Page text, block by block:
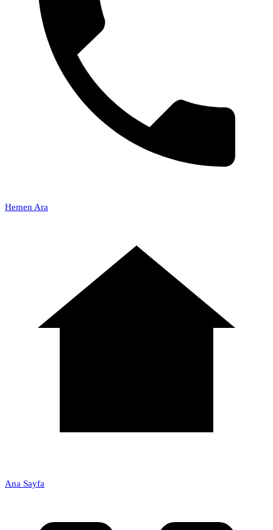
Hemen Ara
Ana Sayfa